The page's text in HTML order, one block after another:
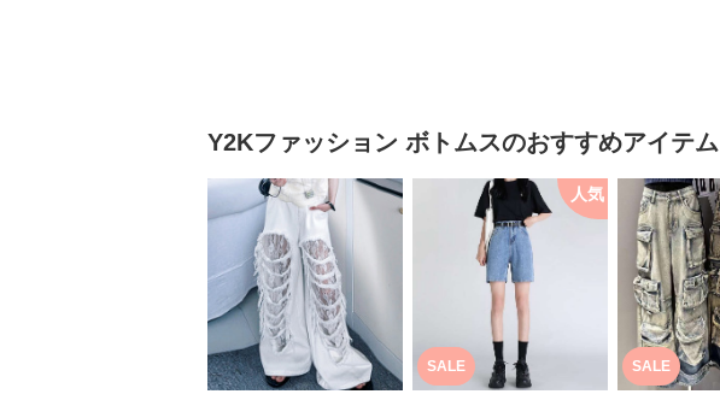
Y2Kファッション ボトムスのおすすめアイテム
SALE
人気
SALE